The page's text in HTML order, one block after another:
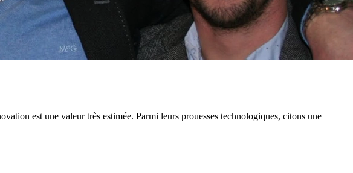
est une valeur très estimée. Parmi leurs prouesses technologiques, citons une